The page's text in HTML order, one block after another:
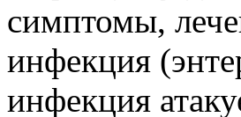
инфекция
инфекция